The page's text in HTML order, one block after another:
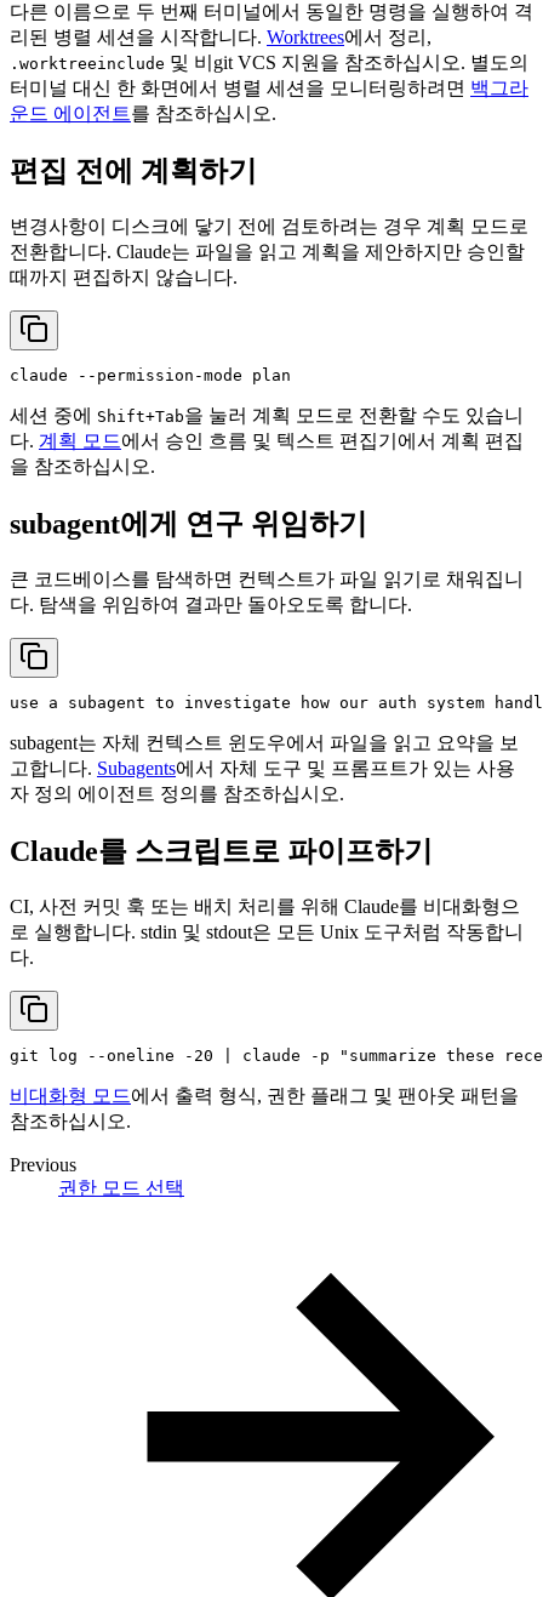
다른 이름으로 두 번째 터미널에서 동일한 명령을 실행하여 격
리된 병렬 세션을 시작합니다. Worktrees에서 정리,
.worktreeinclude 및 비git VCS 지원을 참조하십시오. 별도의
터미널 대신 한 화면에서 병렬 세션을 모니터링하려면 백그라
운드 에이전트를 참조하십시오.
편집 전에 계획하기
변경사항이 디스크에 닿기 전에 검토하려는 경우 계획 모드로
전환합니다. Claude는 파일을 읽고 계획을 제안하지만 승인할
때까지 편집하지 않습니다.
세션 중에 Shift+Tab을 눌러 계획 모드로 전환할 수도 있습니
다. 계획 모드에서 승인 흐름 및 텍스트 편집기에서 계획 편집
을 참조하십시오.
subagent에게 연구 위임하기
큰 코드베이스를 탐색하면 컨텍스트가 파일 읽기로 채워집니
다. 탐색을 위임하여 결과만 돌아오도록 합니다.
subagent는 자체 컨텍스트 윈도우에서 파일을 읽고 요약을 보
고합니다. Subagents에서 자체 도구 및 프롬프트가 있는 사용
자 정의 에이전트 정의를 참조하십시오.
Claude를 스크립트로 파이프하기
CI, 사전 커밋 훅 또는 배치 처리를 위해 Claude를 비대화형으
로 실행합니다. stdin 및 stdout은 모든 Unix 도구처럼 작동합니
다.
git log --oneline -20 | claude -p "summarize these
비대화형 모드에서 출력 형식, 권한 플래그 및 팬아웃 패턴을
참조하십시오.
Previous
권한 모드 선택